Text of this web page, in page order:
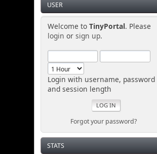
USER
Welcome to TinyPortal. Please
login or sign up.
Login with username, password
and session length
Forgot your password?
STATS